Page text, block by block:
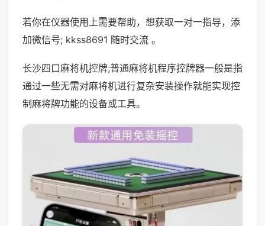
若你在仪器使用上需要帮助，想获取一对一指导，添
加微信号; kkss8691 随时交流 。
长沙四口麻将机控牌;普通麻将机程序控牌器一般是指
通过一些无需对麻将机进行复杂安装操作就能实现控
制麻将牌功能的设备或工具。